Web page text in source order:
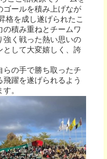
ゴールを積み上げなが
格を成し遂げられたこ
の積み重ねとチームワ
強く戦った熱い思いの
として大変嬉しく、誇
の手で勝ち取ったチ
躍を遂げられるよう
。